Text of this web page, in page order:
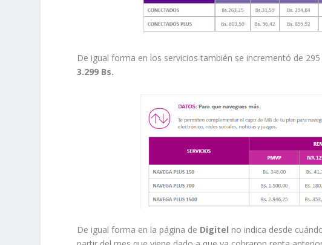
De igual forma en los servicios también se incrementó de
3.299 Bs.
De igual forma en la página de Digitel no indica desde